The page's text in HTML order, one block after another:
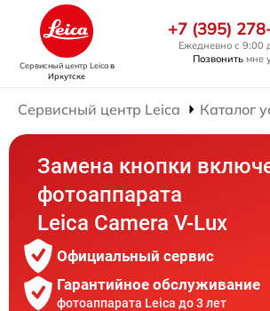
Сервисный центр Leicaв
Иркутске
+7 (395)
Ежедневно с 9:00
Позвонить мне
Сервисный центр Leica Каталог
Замена кнопки
фотоаппарата
Leica Camera V-Lux
Официальный сервис
Гарантийное обслуживание
фотоаппарата Leica до 3 лет